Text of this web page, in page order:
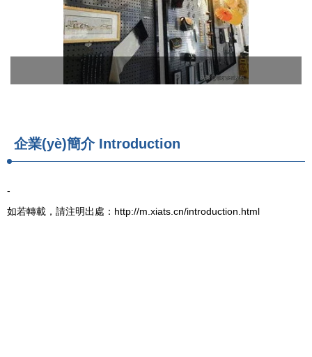
企業(yè)簡介 Introduction
-
如若轉載，請注明出處：http://m.xiats.cn/introduction.html